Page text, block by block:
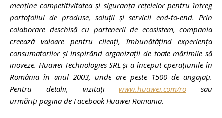
menține competitivitatea și siguranța rețelelor pentru întreg
portofoliul de produse, soluții și servicii end-to-end. Prin
colaborare deschisă cu partenerii de ecosistem, compania
creează valoare pentru clienți, îmbunătățind experiența
consumatorilor și inspirând organizații de toate mărimile să
inoveze. Huawei Technologies SRL și-a început operațiunile în
România în anul 2003, unde are peste 1500 de angajați.
Pentru detalii, vizitați www.huawei.com/ro sau
urmăriți pagina de Facebook Huawei Romania.